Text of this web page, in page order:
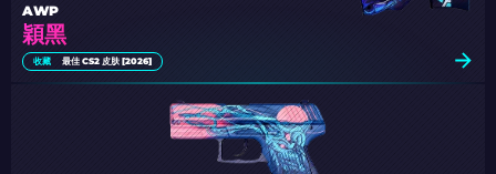
穎黑
AWP
收藏 最佳 CS2 皮肤 [2026]